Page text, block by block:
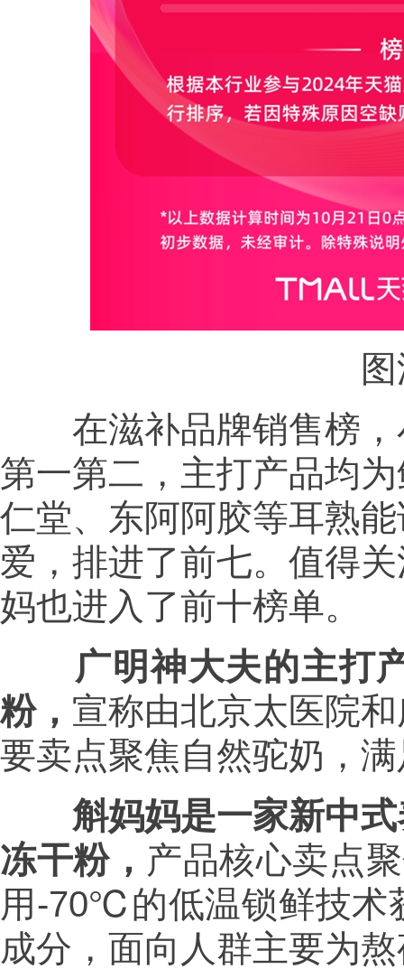
图
在滋补品牌销售榜，
第一第二，主打产品均
仁堂、东阿阿胶等耳熟
爱，排进了前七。值得
妈也进入了前十榜单。
广明神大夫的主打
粉， 宣称由北京太医院
要卖点聚焦自然驼奶，
斛妈妈是一家新中
冻干粉， 产品核心卖点
用-70℃的低温锁鲜技术
成分，面向人群主要为